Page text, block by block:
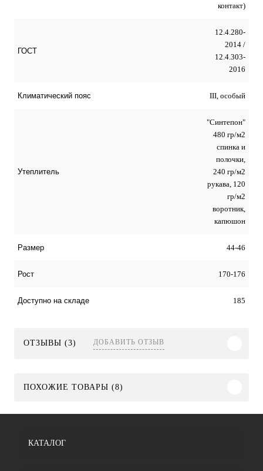
контакт)
ГОСТ
12.4.280-
2014 /
12.4.303-
2016
Климатический пояс III, особый
Утеплитель
"Синтепон"
480 гр/м2
спинка и
полочки,
240 гр/м2
рукава, 120
гр/м2
воротник,
капюшон
Размер 44-46
Рост 170-176
Доступно на складе 185
ОТЗЫВЫ (3) ДОБАВИТЬ ОТЗЫВ
ПОХОЖИЕ ТОВАРЫ (8)
КАТАЛОГ